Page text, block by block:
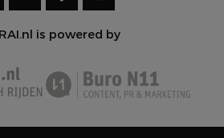
is powered by